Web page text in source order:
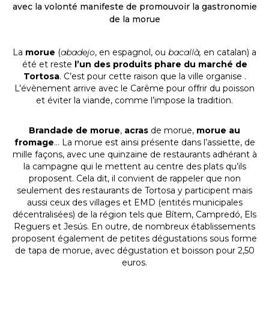
avec la volonté manifeste de promouvoir la gastronomie
de la morue
La morue (abadejo, en espagnol, ou bacallà, en catalan) a
été et reste l’un des produits phare du marché de
Tortosa. C’est pour cette raison que la ville organise .
L’évènement arrive avec le Carême pour offrir du poisson
et éviter la viande, comme l’impose la tradition.
Brandade de morue, acras de morue, morue au
fromage… La morue est ainsi présente dans l’assiette, de
mille façons, avec une quinzaine de restaurants adhérant à
la campagne qui le mettent au centre des plats qu’ils
proposent. Cela dit, il convient de rappeler que non
seulement des restaurants de Tortosa y participent mais
aussi ceux des villages et EMD (entités municipales
décentralisées) de la région tels que Bítem, Campredó, Els
Reguers et Jesús. En outre, de nombreux établissements
proposent également de petites dégustations sous forme
de tapa de morue, avec dégustation et boisson pour 2,50
euros.